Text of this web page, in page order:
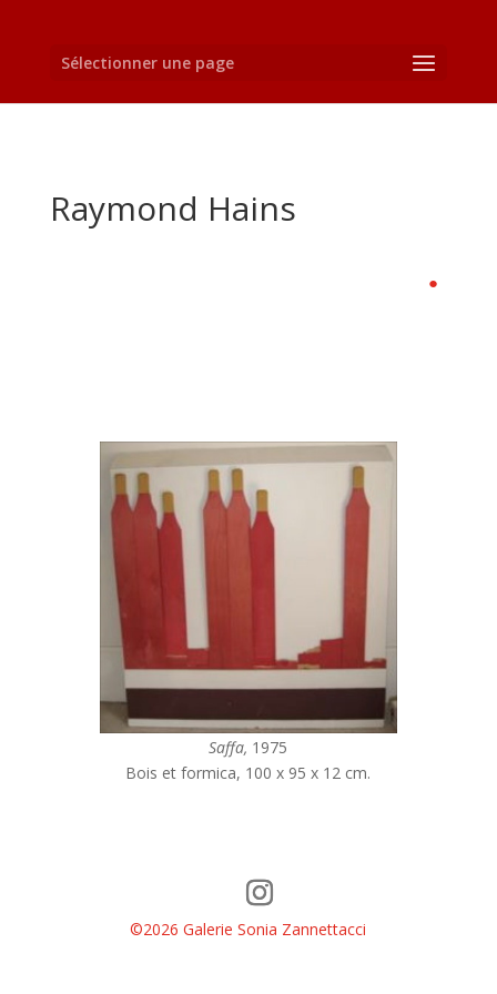
Sélectionner une page
Raymond Hains
●
Saffa, 1975
Bois et formica, 100 x 95 x 12 cm.
©2026 Galerie Sonia Zannettacci